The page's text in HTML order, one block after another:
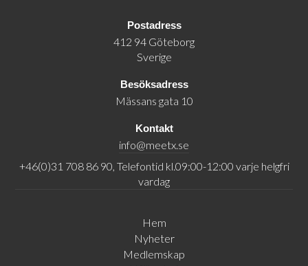
Postadress
412 94 Göteborg
Sverige
Besöksadress
Mässans gata 10
Kontakt
info@meetx.se
+46(0)31 708 86 90, Telefontid kl.09:00-12:00 varje helgfri
vardag
Hem
Nyheter
Medlemskap